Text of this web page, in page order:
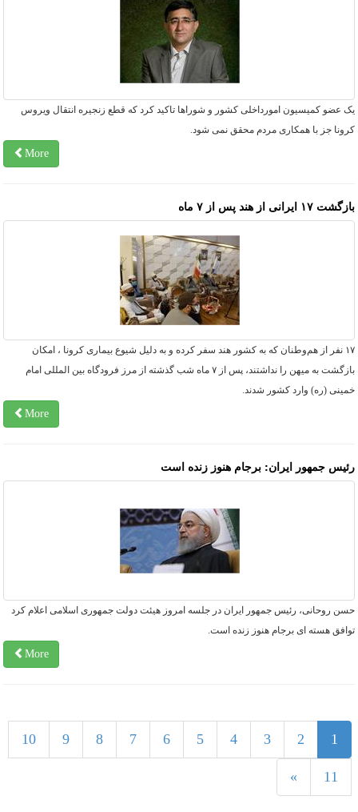
عضو کمیسیون امورداخلی کشور و شوراها تاکید کرد که قطع زنجیره انتقال ویروس
جز با همکاری مردم محقق نمی شود.
More
۱۷ ایرانی از هند پس از ۷ ماه
۱۷ نفر از هم‌وطنان که به کشور هند سفر کرده و به دلیل شیوع بیماری کرونا ، امکان
بازگشت به میهن را نداشتند، پس از ۷ ماه شب گذشته از مرز فرودگاه بین المللی امام
(ره) وارد کشور شدند.
More
جمهور ایران: برجام هنوز زنده است
روحانی، رئیس جمهور ایران در جلسه امروز هیئت دولت جمهوری اسلامی اعلام کرد
هسته ای برجام هنوز زنده است.
More
1
10
11